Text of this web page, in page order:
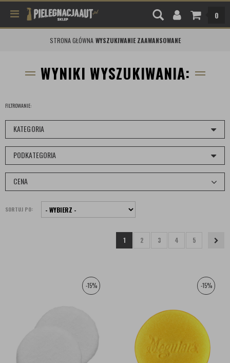
0
STRONA GŁÓWNA WYSZUKIWANIE ZAAWANSOWANE
WYNIKI WYSZUKIWANIA:
FILTROWANIE:
KATEGORIA
PODKATEGORIA
CENA
SORTUJ PO:
1 2 3 4 5
-15% -15%